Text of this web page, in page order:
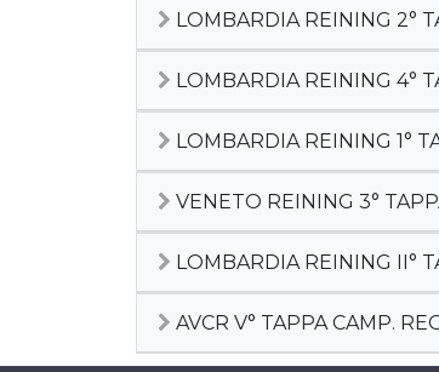
LOMBARDIA REINING 2°
LOMBARDIA REINING 4°
LOMBARDIA REINING 1°
VENETO REINING 3°
LOMBARDIA REINING II°
AVCR V° TAPPA CAMP.